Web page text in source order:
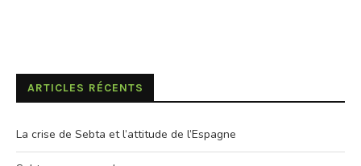
ARTICLES RÉCENTS
La crise de Sebta et l’attitude de l’Espagne